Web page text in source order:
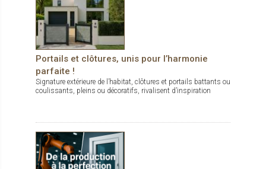
Portails et clôtures, unis pour l’harmonie
parfaite !
Signature extérieure de l’habitat, clôtures et portails battants ou
coulissants, pleins ou décoratifs, rivalisent d’inspiration